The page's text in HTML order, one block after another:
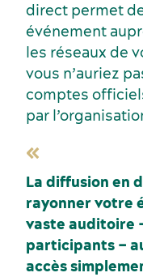
direct permet
événement
les réseaux de
vous n’auriez
comptes
par
La diffusion en
rayonner votre
vaste auditoire
participants –
accès